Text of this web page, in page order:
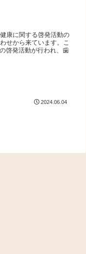
康に関する啓発活動の
せから来ています。こ
啓発活動が行われ、歯
2024.06.04